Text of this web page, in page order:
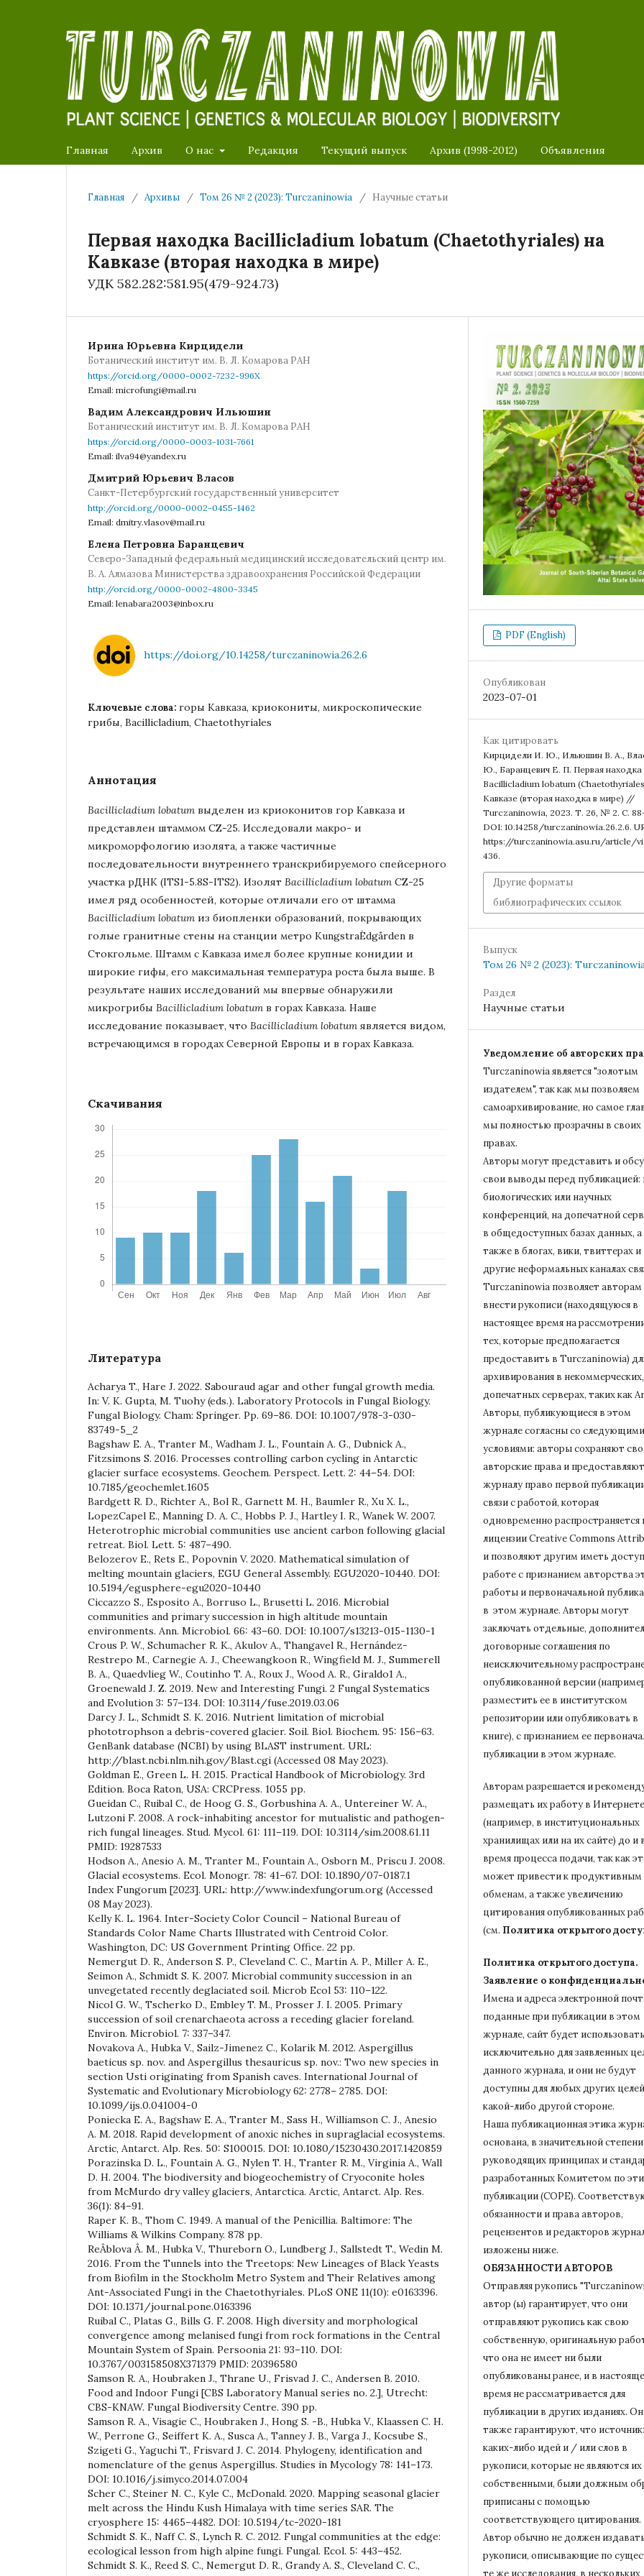
Главная Архив О нас Редакция Текущий выпуск Архив (1998-2012) Объявления
Главная / Архивы / Том 26 № 2 (2023): Turczaninowia / Научные статьи
Первая находка Bacillicladium lobatum (Chaetothyriales) на
Кавказе (вторая находка в мире)
УДК 582.282:581.95(479-924.73)
Ирина Юрьевна Кирцидели
Ботанический институт им. В. Л. Комарова РАН
https://orcid.org/0000-0002-7232-996X
Email: microfungi@mail.ru
Вадим Александрович Ильюшин
Ботанический институт им. В. Л. Комарова РАН
https://orcid.org/0000-0003-1031-7661
Email: ilva94@yandex.ru
Дмитрий Юрьевич Власов
Санкт-Петербургский государственный университет
http://orcid.org/0000-0002-0455-1462
Email: dmitry.vlasov@mail.ru
Елена Петровна Баранцевич
Северо-Западный федеральный медицинский исследовательский центр им.
В. А. Алмазова Министерства здравоохранения Российской Федерации
http://orcid.org/0000-0002-4800-3345
Email: lenabara2003@inbox.ru
https://doi.org/10.14258/turczaninowia.26.2.6
Ключевые слова: горы Кавказа, криокониты, микроскопические
грибы, Bacillicladium, Chaetothyriales
Аннотация
Bacillicladium lobatum выделен из криоконитов гор Кавказа и
представлен штаммом CZ-25. Исследовали макро- и
микроморфологию изолята, а также частичные
последовательности внутреннего транскрибируемого спейсерного
участка рДНК (ITS1-5.8S-ITS2). Изолят Bacillicladium lobatum CZ-25
имел ряд особенностей, которые отличали его от штамма
Bacillicladium lobatum из биопленки образований, покрывающих
голые гранитные стены на станции метро KungstraÈdgården в
Стокгольме. Штамм c Кавказа имел более крупные конидии и
широкие гифы, его максимальная температура роста была выше. В
результате наших исследований мы впервые обнаружили
микрогрибы Bacillicladium lobatum в горах Кавказа. Наше
исследование показывает, что Bacillicladium lobatum является видом,
встречающимся в городах Северной Европы и в горах Кавказа.
Скачивания
Литература
Acharya T., Hare J. 2022. Sabouraud agar and other fungal growth media.
In: V. K. Gupta, M. Tuohy (eds.). Laboratory Protocols in Fungal Biology.
Fungal Biology. Cham: Springer. Pp. 69–86. DOI: 10.1007/978-3-030-
83749-5_2
Bagshaw E. A., Tranter M., Wadham J. L., Fountain A. G., Dubnick A.,
Fitzsimons S. 2016. Processes controlling carbon cycling in Antarctic
glacier surface ecosystems. Geochem. Perspect. Lett. 2: 44–54. DOI:
10.7185/geochemlet.1605
Bardgett R. D., Richter A., Bol R., Garnett M. H., Baumler R., Xu X. L.,
LopezCapel E., Manning D. A. C., Hobbs P. J., Hartley I. R., Wanek W. 2007.
Heterotrophic microbial communities use ancient carbon following glacial
retreat. Biol. Lett. 5: 487–490.
Belozerov E., Rets E., Popovnin V. 2020. Mathematical simulation of
melting mountain glaciers, EGU General Assembly. EGU2020-10440. DOI:
10.5194/egusphere-egu2020-10440
Ciccazzo S., Esposito A., Borruso L., Brusetti L. 2016. Microbial
communities and primary succession in high altitude mountain
environments. Ann. Microbiol. 66: 43–60. DOI: 10.1007/s13213-015-1130-1
Crous P. W., Schumacher R. K., Akulov A., Thangavel R., Hernández-
Restrepo M., Carnegie A. J., Cheewangkoon R., Wingfield M. J., Summerell
B. A., Quaedvlieg W., Coutinho T. A., Roux J., Wood A. R., Giraldo1 A.,
Groenewald J. Z. 2019. New and Interesting Fungi. 2 Fungal Systematics
and Evolution 3: 57–134. DOI: 10.3114/fuse.2019.03.06
Darcy J. L., Schmidt S. K. 2016. Nutrient limitation of microbial
phototrophson a debris-covered glacier. Soil. Biol. Biochem. 95: 156–63.
GenBank database (NCBI) by using BLAST instrument. URL:
http://blast.ncbi.nlm.nih.gov/Blast.cgi (Accessed 08 May 2023).
Goldman E., Green L. H. 2015. Practical Handbook of Microbiology. 3rd
Edition. Boca Raton, USA: CRCPress. 1055 pp.
Gueidan C., Ruibal C., de Hoog G. S., Gorbushina A. A., Untereiner W. A.,
Lutzoni F. 2008. A rock-inhabiting ancestor for mutualistic and pathogen-
rich fungal lineages. Stud. Mycol. 61: 111–119. DOI: 10.3114/sim.2008.61.11
PMID: 19287533
Hodson A., Anesio A. M., Tranter M., Fountain A., Osborn M., Priscu J. 2008.
Glacial ecosystems. Ecol. Monogr. 78: 41–67. DOI: 10.1890/07-0187.1
Index Fungorum [2023]. URL: http://www.indexfungorum.org (Accessed
08 May 2023).
Kelly K. L. 1964. Inter-Society Color Council – National Bureau of
Standards Color Name Charts Illustrated with Centroid Color.
Washington, DC: US Government Printing Office. 22 pp.
Nemergut D. R., Anderson S. P., Cleveland C. C., Martin A. P., Miller A. E.,
Seimon A., Schmidt S. K. 2007. Microbial community succession in an
unvegetated recently deglaciated soil. Microb Ecol 53: 110–122.
Nicol G. W., Tscherko D., Embley T. M., Prosser J. I. 2005. Primary
succession of soil crenarchaeota across a receding glacier foreland.
Environ. Microbiol. 7: 337–347.
Novakova A., Hubka V., Sailz-Jimenez C., Kolarik M. 2012. Aspergillus
baeticus sp. nov. and Aspergillus thesauricus sp. nov.: Two new species in
section Usti originating from Spanish caves. International Journal of
Systematic and Evolutionary Microbiology 62: 2778– 2785. DOI:
10.1099/ijs.0.041004-0
Poniecka E. A., Bagshaw E. A., Tranter M., Sass H., Williamson C. J., Anesio
A. M. 2018. Rapid development of anoxic niches in supraglacial ecosystems.
Arctic, Antarct. Alp. Res. 50: S100015. DOI: 10.1080/15230430.2017.1420859
Porazinska D. L., Fountain A. G., Nylen T. H., Tranter R. M., Virginia A., Wall
D. H. 2004. The biodiversity and biogeochemistry of Cryoconite holes
from McMurdo dry valley glaciers, Antarctica. Arctic, Antarct. Alp. Res.
36(1): 84–91.
Raper K. B., Thom C. 1949. A manual of the Penicillia. Baltimore: The
Williams & Wilkins Company. 878 pp.
ReÂblova Â. M., Hubka V., Thureborn O., Lundberg J., Sallstedt T., Wedin M.
2016. From the Tunnels into the Treetops: New Lineages of Black Yeasts
from Biofilm in the Stockholm Metro System and Their Relatives among
Ant-Associated Fungi in the Chaetothyriales. PLoS ONE 11(10): e0163396.
DOI: 10.1371/journal.pone.0163396
Ruibal C., Platas G., Bills G. F. 2008. High diversity and morphological
convergence among melanised fungi from rock formations in the Central
Mountain System of Spain. Persoonia 21: 93–110. DOI:
10.3767/003158508X371379 PMID: 20396580
Samson R. A., Houbraken J., Thrane U., Frisvad J. C., Andersen B. 2010.
Food and Indoor Fungi [CBS Laboratory Manual series no. 2.], Utrecht:
CBS-KNAW. Fungal Biodiversity Centre. 390 pp.
Samson R. A., Visagie C., Houbraken J., Hong S. -B., Hubka V., Klaassen C. H.
W., Perrone G., Seiffert K. A., Susca A., Tanney J. B., Varga J., Kocsube S.,
Szigeti G., Yaguchi T., Frisvard J. C. 2014. Phylogeny, identification and
nomenclature of the genus Aspergillus. Studies in Mycology 78: 141–173.
DOI: 10.1016/j.simyco.2014.07.004
Scher C., Steiner N. C., Kyle C., McDonald. 2020. Mapping seasonal glacier
melt across the Hindu Kush Himalaya with time series SAR. The
cryosphere 15: 4465–4482. DOI: 10.5194/tc-2020-181
Schmidt S. K., Naff C. S., Lynch R. C. 2012. Fungal communities at the edge:
ecological lesson from high alpine fungi. Fungal. Ecol. 5: 443–452.
Schmidt S. K., Reed S. C., Nemergut D. R., Grandy A. S., Cleveland C. C.,
PDF (English)
Опубликован
2023-07-01
Как цитировать
Кирцидели И. Ю., Ильюшин В. А.,
Ю., Баранцевич Е. П. Первая находка
Bacillicladium lobatum
Кавказе (вторая находка в мире) //
Turczaninowia, 2023. Т. 26, № 2. С.
DOI: 10.14258/turczaninowia.26.2.6.
https://turczaninowia.asu.ru/article/
436.
Другие форматы
библиографических ссылок
Выпуск
Том 26 № 2 (2023):
Раздел
Научные статьи
Уведомление об авторских
Turczaninowiа является "золотым
издателем", так как мы позволяем
самоархивирование, но самое
мы полностью прозрачны в своих
правах.
Авторы могут представить и
свои выводы перед публикацией:
биологических или научных
конференций, на допечатной
в общедоступных базах данных, а
также в блогах, вики, твиттерах и
другие неформальных каналах
Turczaninowiа позволяет авторам
внести рукописи (находящуюся в
настоящее время на
тех, которые предполагается
предоставить в Turczaninowia)
архивирования в некоммерческих,
допечатных серверах, таких как
Авторы, публикующиеся в этом
журнале согласны со следующими
условиями: авторы сохраняют
авторские права и предоставляют
журналу право первой
связи с работой, которая
одновременно распространяется
лицензии Creative Commons
и позволяют другим иметь
работе с признанием авторства
работы и первоначальной
в этом журнале. Авторы могут
заключать отдельные,
договорные соглашения по
неисключительному
опубликованной версии
разместить ее в институтском
репозитории или опубликовать в
книге), с признанием ее
публикации в этом журнале.
Авторам разрешается и
размещать их работу в Интернете
(например, в институциональных
хранилищах или на их сайте) до и
время процесса подачи, так как
может привести к продуктивным
обменам, а также увеличению
цитирования опубликованных
(см. Политика открытого
Политика открытого доступа.
Заявление о
Имена и адреса электронной
поданные при публикации в этом
журнале, сайт будет
исключительно для заявленных
данного журнала, и они не будут
доступны для любых других
какой-либо другой стороне.
Наша публикационная этика
основана, в значительной
руководящих принципах и
разработанных Комитетом по
публикации (COPE).
обязанности и права авторов,
рецензентов и редакторов
изложены ниже.
ОБЯЗАННОСТИ АВТОРОВ
Отправляя рукопись
автор (ы) гарантирует, что они
отправляют рукопись как свою
собственную, оригинальную
что она не имеет ни были
опубликованы ранее, и в
время не рассматривается для
публикации в других изданиях.
также гарантируют, что
каких-либо идей и / или слов в
рукописи, которые не являются их
собственными, были должным
приписаны с помощью
соответствующего цитирования.
Автор обычно не должен издавать
рукописи, описывающие по